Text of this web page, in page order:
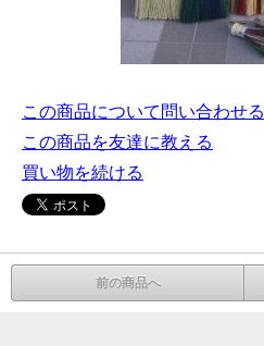
この商品について問い合わせる
この商品を友達に教える
買い物を続ける
前の商品へ